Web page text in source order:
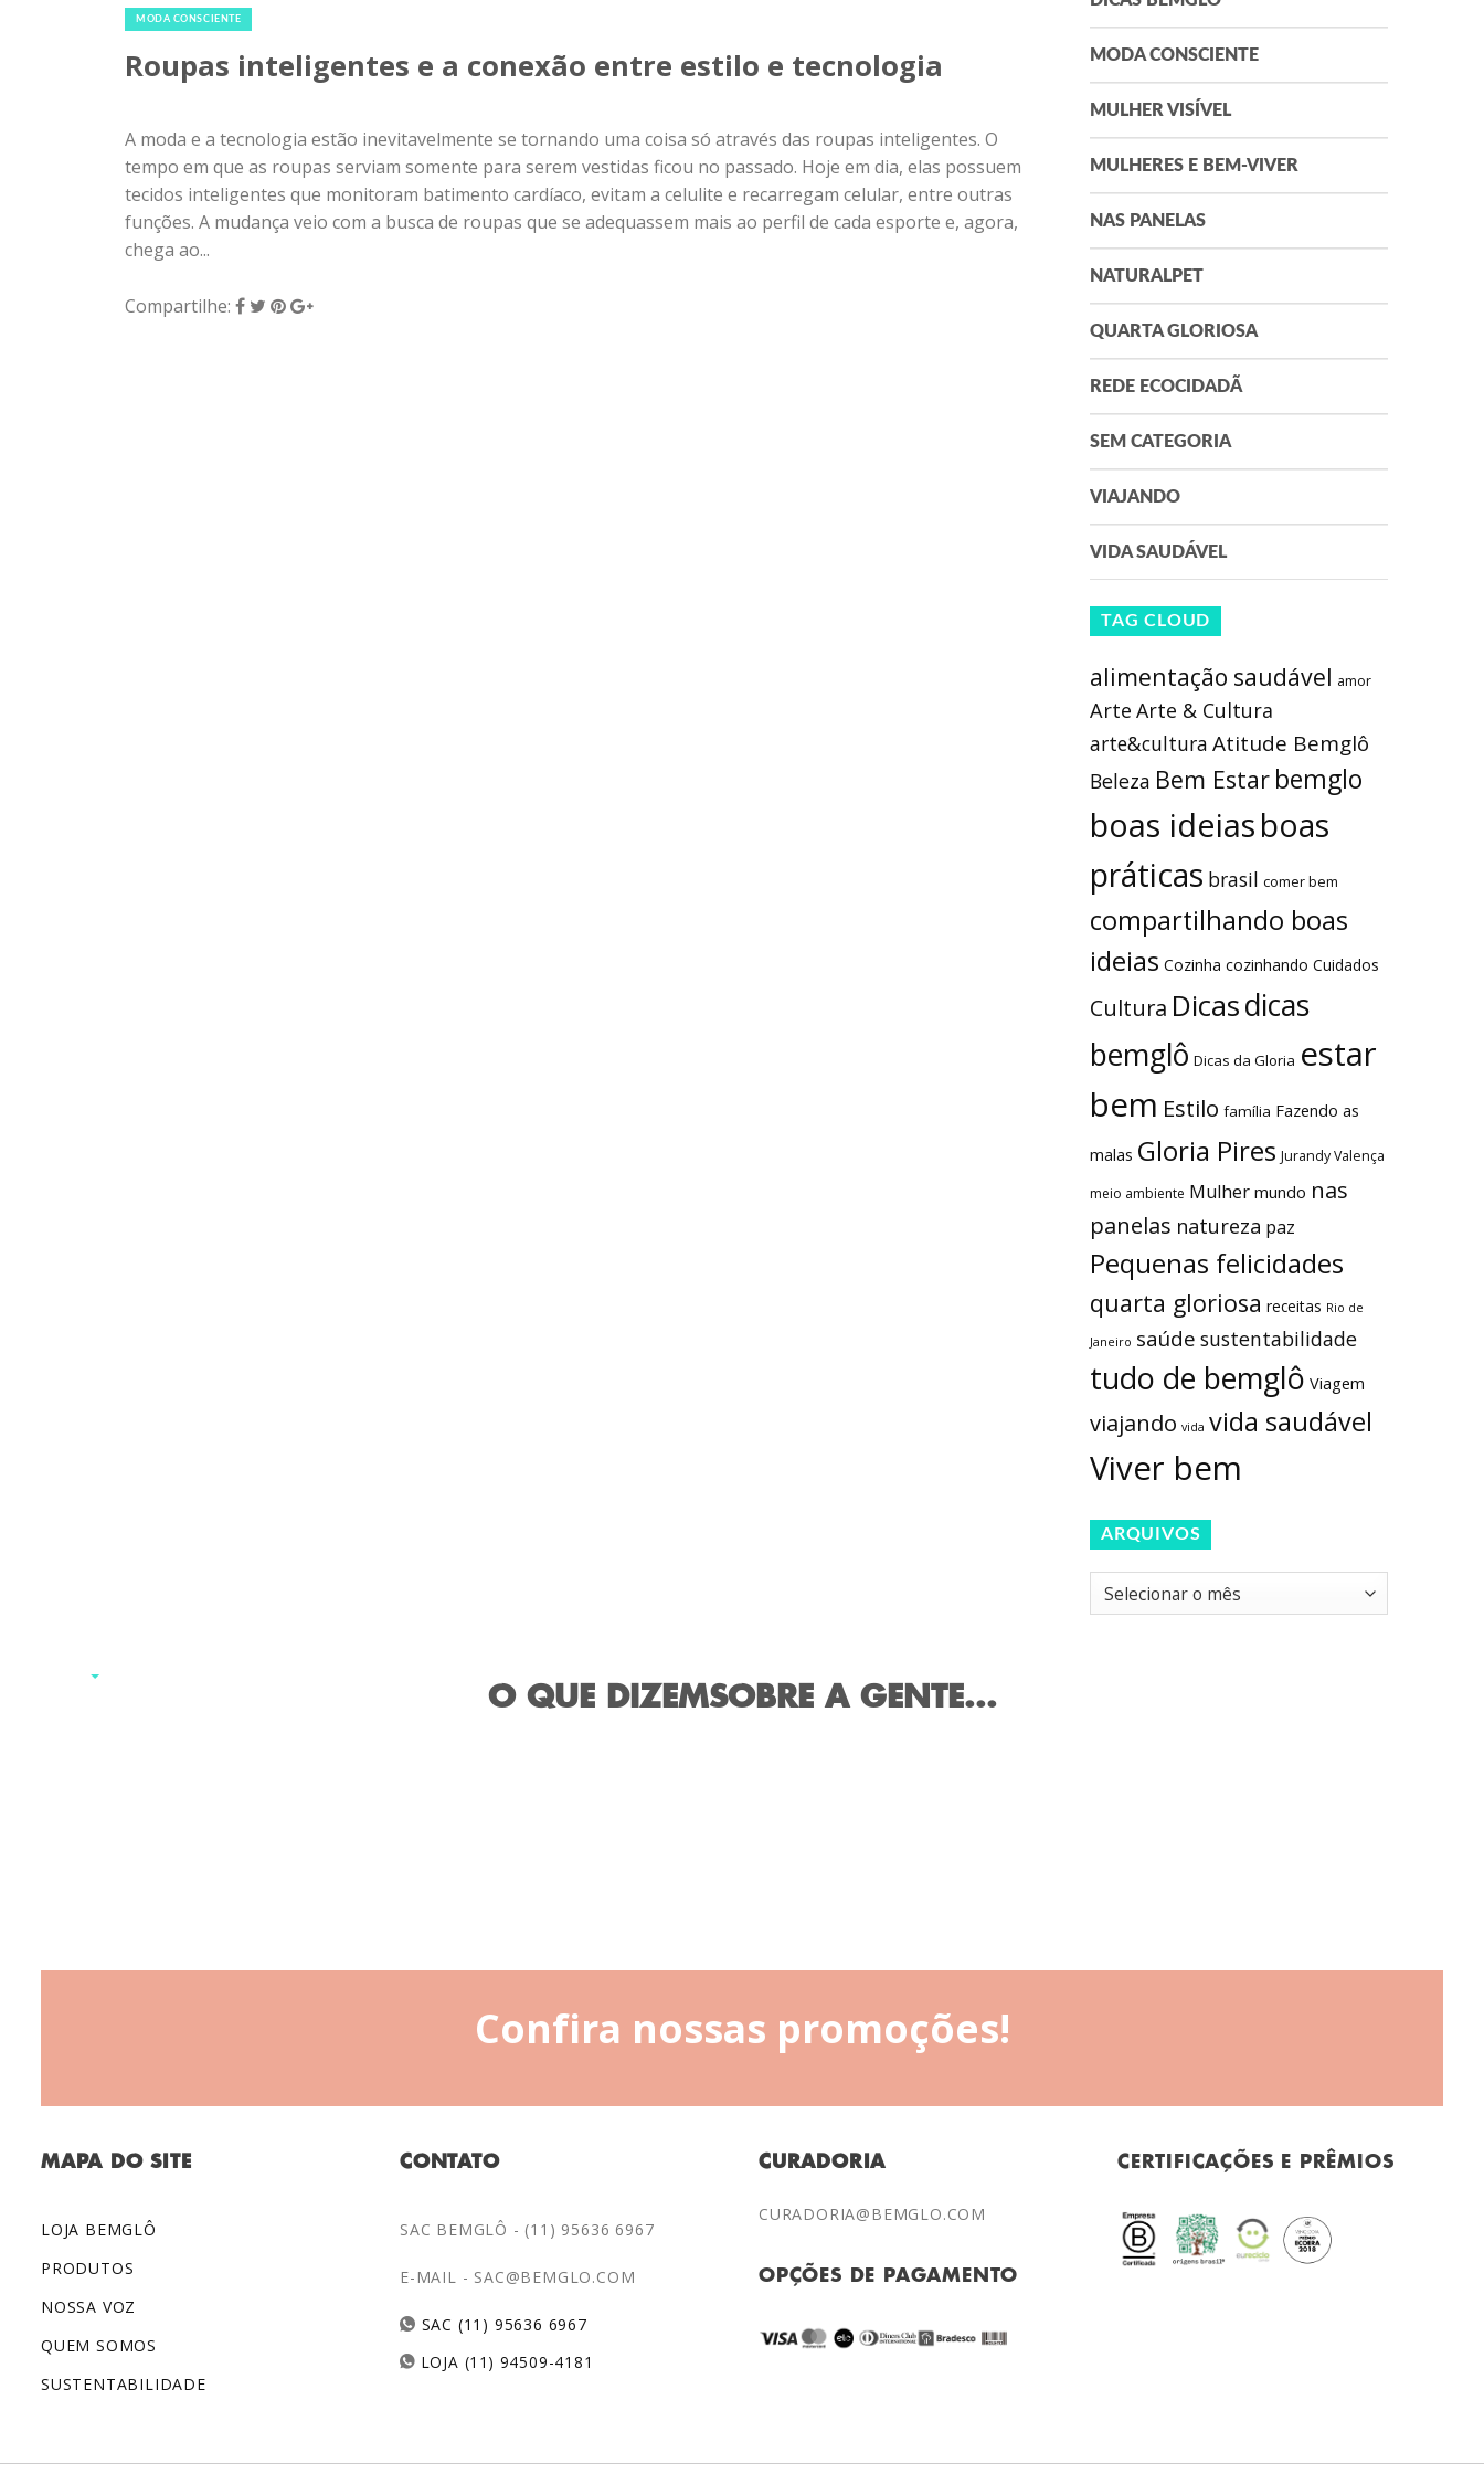
MODA CONSCIENTE
Roupas inteligentes e a conexão entre estilo e tecnologia
A moda e a tecnologia estão inevitavelmente se tornando uma coisa só através das roupas inteligentes. O
tempo em que as roupas serviam somente para serem vestidas ficou no passado. Hoje em dia, elas possuem
tecidos inteligentes que monitoram batimento cardíaco, evitam a celulite e recarregam celular, entre outras
funções. A mudança veio com a busca de roupas que se adequassem mais ao perfil de cada esporte e, agora,
chega ao...
Compartilhe:
MODA CONSCIENTE
MULHER VISÍVEL
MULHERES E BEM-VIVER
NAS PANELAS
NATURALPET
QUARTA GLORIOSA
REDE ECOCIDADÃ
SEM CATEGORIA
VIAJANDO
VIDA SAUDÁVEL
TAG CLOUD
alimentação saudável amor
Arte Arte & Cultura
arte&cultura Atitude Bemglô
Beleza Bem Estar bemglo
boas ideiasboas
práticas brasil comer bem
compartilhando boas
ideias Cozinha cozinhando Cuidados
Cultura Dicasdicas
bemglô Dicas da Gloria estar
bem Estilo família Fazendo as
malas Gloria Pires Jurandy Valença
meio ambiente Mulher mundo nas
panelas natureza paz
Pequenas felicidades
quarta gloriosa receitas Rio de
Janeiro saúde sustentabilidade
tudo de bemglô Viagem
viajando vida vida saudável
Viver bem
ARQUIVOS
Arquivos
O QUE DIZEMSOBRE A GENTE...
Confira nossas promoções!
MAPA DO SITE
LOJA BEMGLÔ
PRODUTOS
NOSSA VOZ
QUEM SOMOS
SUSTENTABILIDADE
CONTATO
SAC BEMGLÔ - (11) 95636 6967
E-MAIL - SAC@BEMGLO.COM
SAC (11) 95636 6967
LOJA (11) 94509-4181
CURADORIA
CURADORIA@BEMGLO.COM
OPÇÕES DE PAGAMENTO
CERTIFICAÇÕES E PRÊMIOS